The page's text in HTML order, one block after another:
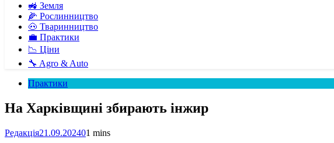
🚜 Земля
🌽 Рослинництво
🐽 Тваринництво
💼 Практики
📉 Ціни
🔧 Agro & Auto
Практики
На Харківщині збирають інжир
Редакція21.09.202401 mins